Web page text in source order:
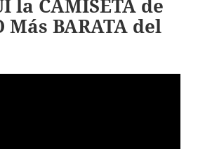
la CAMISETA de
Más BARATA del